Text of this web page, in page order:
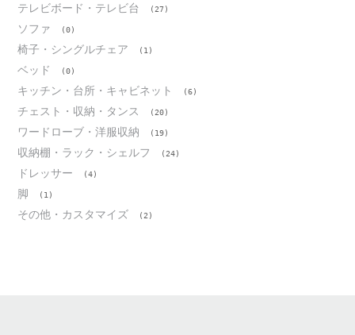
テレビボード・テレビ台 (27)
ソファ (0)
椅子・シングルチェア (1)
ベッド (0)
キッチン・台所・キャビネット (6)
チェスト・収納・タンス (20)
ワードローブ・洋服収納 (19)
収納棚・ラック・シェルフ (24)
ドレッサー (4)
脚 (1)
その他・カスタマイズ (2)